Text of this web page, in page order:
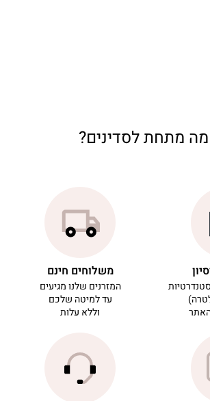
מתחת לסדינים?
משלוחים חינם
המזרנים שלנו מגיעים
עד למיטה שלכם
וללא עלות